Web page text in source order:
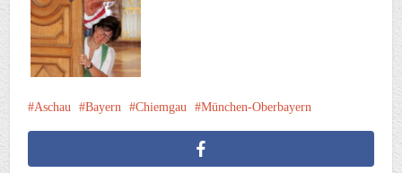
Aschau Bayern Chiemgau München-Oberbayern